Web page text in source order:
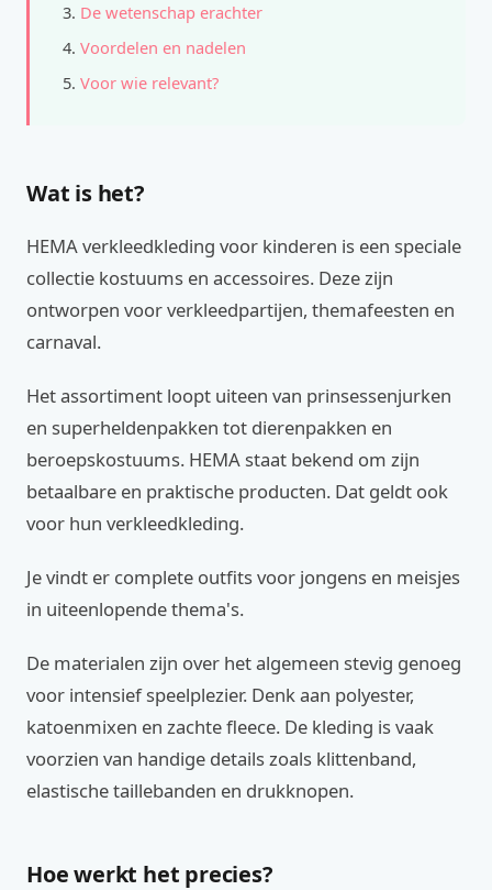
De wetenschap erachter
Voordelen en nadelen
Voor wie relevant?
Wat is het?
HEMA verkleedkleding voor kinderen is een speciale
collectie kostuums en accessoires. Deze zijn
ontworpen voor verkleedpartijen, themafeesten en
carnaval.
Het assortiment loopt uiteen van prinsessenjurken
en superheldenpakken tot dierenpakken en
beroepskostuums. HEMA staat bekend om zijn
betaalbare en praktische producten. Dat geldt ook
voor hun verkleedkleding.
Je vindt er complete outfits voor jongens en meisjes
in uiteenlopende thema's.
De materialen zijn over het algemeen stevig genoeg
voor intensief speelplezier. Denk aan polyester,
katoenmixen en zachte fleece. De kleding is vaak
voorzien van handige details zoals klittenband,
elastische taillebanden en drukknopen.
Hoe werkt het precies?